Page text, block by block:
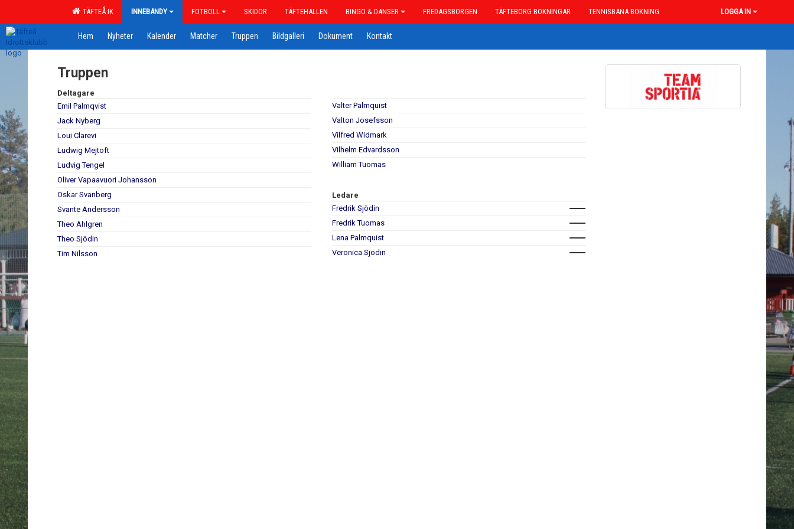
TÄFTEÅ IK INNEBANDY FOTBOLL SKIDOR TÄFTEHALLEN BINGO & DANSER FREDAGSBORGEN TÄFTEBORG BOKNINGAR TENNISBANA BOKNING LOGGA IN
Hem Nyheter Kalender Matcher Truppen Bildgalleri Dokument Kontakt
Truppen
Deltagare
Emil Palmqvist
Jack Nyberg
Loui Clarevi
Ludwig Mejtoft
Ludvig Tengel
Oliver Vapaavuori Johansson
Oskar Svanberg
Svante Andersson
Theo Ahlgren
Theo Sjödin
Tim Nilsson
Valter Palmquist
Valton Josefsson
Vilfred Widmark
Vilhelm Edvardsson
William Tuomas
Ledare
Fredrik Sjödin
Fredrik Tuomas
Lena Palmquist
Veronica Sjödin